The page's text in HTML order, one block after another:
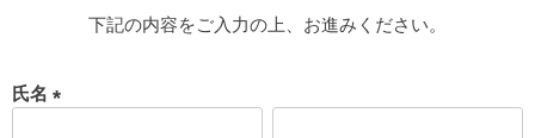
下記の内容をご入力の上、お進みください。
氏名